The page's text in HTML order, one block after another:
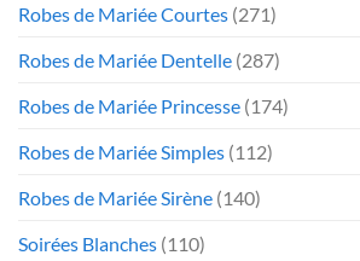
Robes de Mariée Courtes (271)
Robes de Mariée Dentelle (287)
Robes de Mariée Princesse (174)
Robes de Mariée Simples (112)
Robes de Mariée Sirène (140)
Soirées Blanches (110)